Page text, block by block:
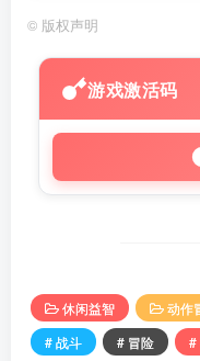
© 版权声明
游戏激活码
休闲益智
动作
# 战斗
# 冒险 #